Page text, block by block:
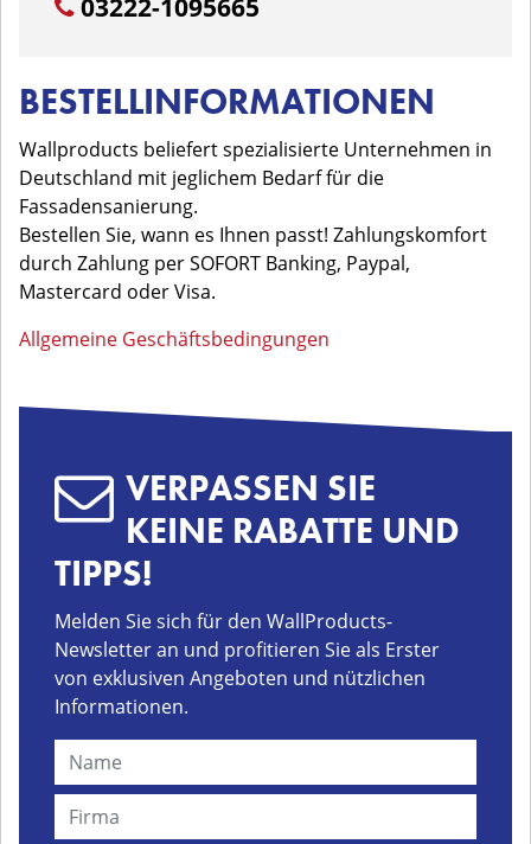
03222-1095665
BESTELLINFORMATIONEN
Wallproducts beliefert spezialisierte Unternehmen in
Deutschland mit jeglichem Bedarf für die
Fassadensanierung.
Bestellen Sie, wann es Ihnen passt! Zahlungskomfort
durch Zahlung per SOFORT Banking, Paypal,
Mastercard oder Visa.
Allgemeine Geschäftsbedingungen
VERPASSEN SIE
KEINE RABATTE UND
TIPPS!
Melden Sie sich für den WallProducts-
Newsletter an und profitieren Sie als Erster
von exklusiven Angeboten und nützlichen
Informationen.